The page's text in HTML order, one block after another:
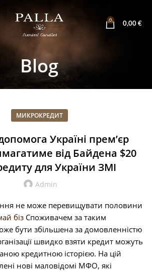
0
0,00 €
Blog
МИКРОКРЕДИТ
Україні прем’єр
від Байдена $20
для України ЗМІ
Admin
не може перевищувати половини
біз Споживачем за таким
бути збільшена за домовленністю
швидко взяти кредит можуть
кредитною історією. На цій
нові маловідомі МФО, які